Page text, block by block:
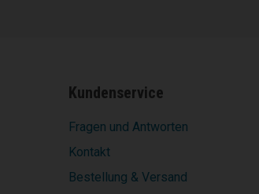
Kundenservice
Fragen und Antworten
Kontakt
Bestellung & Versand